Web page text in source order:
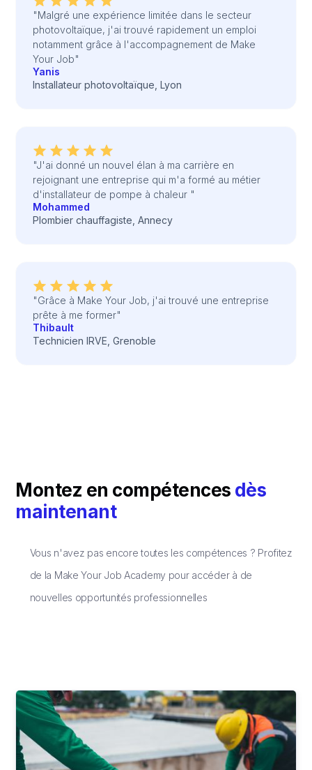
"Malgré une expérience limitée dans le secteur
photovoltaïque, j'ai trouvé rapidement un emploi
notamment grâce à l'accompagnement de Make
Your Job"
Yanis
Installateur photovoltaïque, Lyon
"J'ai donné un nouvel élan à ma carrière en
rejoignant une entreprise qui m'a formé au métier
d'installateur de pompe à chaleur "
Mohammed
Plombier chauffagiste, Annecy
"Grâce à Make Your Job, j'ai trouvé une entreprise
prête à me former"
Thibault
Technicien IRVE, Grenoble
Montez en compétences dès
maintenant
Vous n'avez pas encore toutes les compétences ? Profitez
de la Make Your Job Academy pour accéder à de
nouvelles opportunités professionnelles